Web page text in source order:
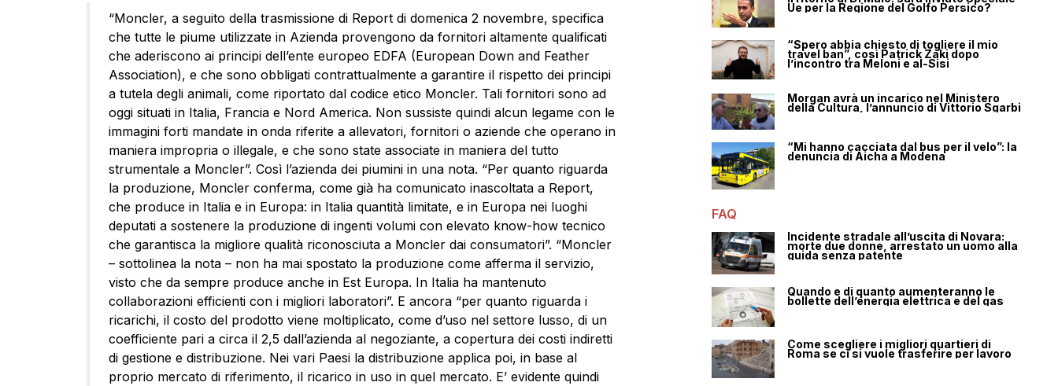
“Moncler, a seguito della trasmissione di Report di domenica 2 novembre, specifica
che tutte le piume utilizzate in Azienda provengono da fornitori altamente qualificati
che aderiscono ai principi dell’ente europeo EDFA (European Down and Feather
Association), e che sono obbligati contrattualmente a garantire il rispetto dei principi
a tutela degli animali, come riportato dal codice etico Moncler. Tali fornitori sono ad
oggi situati in Italia, Francia e Nord America. Non sussiste quindi alcun legame con le
immagini forti mandate in onda riferite a allevatori, fornitori o aziende che operano in
maniera impropria o illegale, e che sono state associate in maniera del tutto
strumentale a Moncler”. Così l’azienda dei piumini in una nota. “Per quanto riguarda
la produzione, Moncler conferma, come già ha comunicato inascoltata a Report,
che produce in Italia e in Europa: in Italia quantità limitate, e in Europa nei luoghi
deputati a sostenere la produzione di ingenti volumi con elevato know-how tecnico
che garantisca la migliore qualità riconosciuta a Moncler dai consumatori”. “Moncler
– sottolinea la nota – non ha mai spostato la produzione come afferma il servizio,
visto che da sempre produce anche in Est Europa. In Italia ha mantenuto
collaborazioni efficienti con i migliori laboratori”. E ancora “per quanto riguarda i
ricarichi, il costo del prodotto viene moltiplicato, come d’uso nel settore lusso, di un
coefficiente pari a circa il 2,5 dall’azienda al negoziante, a copertura dei costi indiretti
di gestione e distribuzione. Nei vari Paesi la distribuzione applica poi, in base al
proprio mercato di riferimento, il ricarico in uso in quel mercato. E’ evidente quindi
Ue per la Regione del Golfo Persico?
“Spero abbia chiesto di togliere il mio
travel ban”, così Patrick Zaki dopo
l’incontro tra Meloni e al-Sisi
Morgan avrà un incarico nel Ministero
della Cultura, l’annuncio di Vittorio Sgarbi
“Mi hanno cacciata dal bus per il velo”: la
denuncia di Aicha a Modena
FAQ
Incidente stradale all’uscita di Novara:
morte due donne, arrestato un uomo alla
guida senza patente
Quando e di quanto aumenteranno le
bollette dell’energia elettrica e del gas
Come scegliere i migliori quartieri di
Roma se ci si vuole trasferire per lavoro